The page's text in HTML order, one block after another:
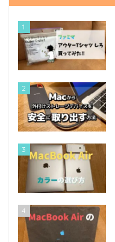
1
2
3
4